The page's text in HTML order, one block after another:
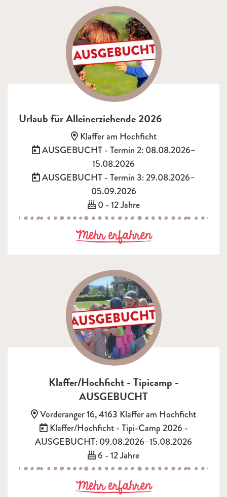
Urlaub für Alleinerziehende 2026
Adresse:
Klaffer am Hochficht
Termin:
AUSGEBUCHT - Termin 2: 08.08.2026–
15.08.2026
Termin:
AUSGEBUCHT - Termin 3: 29.08.2026–
05.09.2026
Alter:
0 - 12 Jahre
Mehr erfahrenzu Urlaub für
Klaffer/Hochficht - Tipicamp -
AUSGEBUCHT
Adresse:
Vorderanger 16, 4163 Klaffer am Hochficht
Termin:
Klaffer/Hochficht - Tipi-Camp 2026 -
AUSGEBUCHT: 09.08.2026–15.08.2026
Alter:
6 - 12 Jahre
Mehr erfahrenzu Klaffer/